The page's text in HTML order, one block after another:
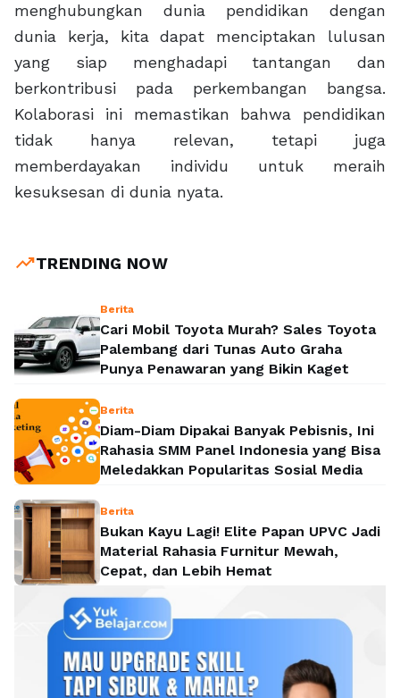
menghubungkan dunia pendidikan dengan
dunia kerja, kita dapat menciptakan lulusan
yang siap menghadapi tantangan dan
berkontribusi pada perkembangan bangsa.
Kolaborasi ini memastikan bahwa pendidikan
tidak hanya relevan, tetapi juga
memberdayakan individu untuk meraih
kesuksesan di dunia nyata.
trending_upTRENDING NOW
Berita
Cari Mobil Toyota Murah? Sales Toyota
Palembang dari Tunas Auto Graha
Punya Penawaran yang Bikin Kaget
Berita
Diam-Diam Dipakai Banyak Pebisnis, Ini
Rahasia SMM Panel Indonesia yang Bisa
Meledakkan Popularitas Sosial Media
Berita
Bukan Kayu Lagi! Elite Papan UPVC Jadi
Material Rahasia Furnitur Mewah,
Cepat, dan Lebih Hemat